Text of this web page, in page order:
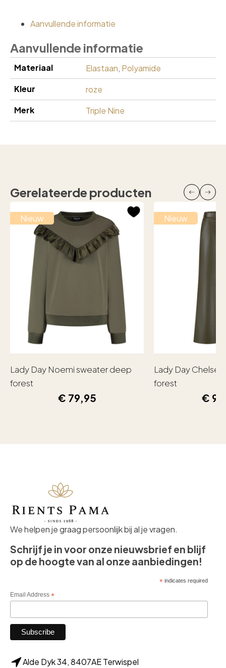
Aanvullende informatie
Aanvullende informatie
Materiaal Elastaan, Polyamide
Kleur
roze
Merk
Triple Nine
Gerelateerde producten
Nieuw
Lady Day Noemi sweater deep
forest
€ 79,95
Nieuw
Lady Day
forest
€
We helpen je graag persoonlijk bij al je vragen.
Schrijf je in voor onze nieuwsbrief en blijf
op de hoogte van al onze aanbiedingen!
*indicates required
Email Address *
Alde Dyk 34, 8407AE Terwispel